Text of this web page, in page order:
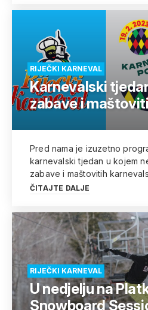
RIJEČKI KARNEVAL
Karnevalski
zabave i
Pred nama je izuzetno
karnevalski tjedan u kojem
zabave i maštovitih
ČITAJTE DALJE
RIJEČKI KARNEVAL
U nedjelju na
Snowboard